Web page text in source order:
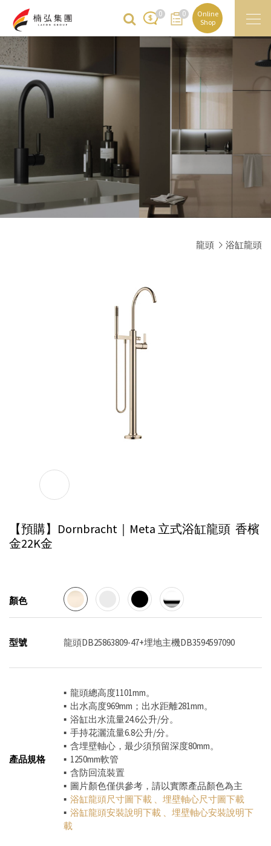
0 0
Online
Shop
龍頭 浴缸龍頭
【預購】Dornbracht｜Meta 立式浴缸龍頭 香檳
金22K金
顏色
型號 龍頭DB25863809-47+埋地主機DB3594597090
產品規格
▪ 龍頭總高度1101mm。
▪ 出水高度969mm；出水距離281mm。
▪ 浴缸出水流量24.6公升/分。
▪ 手持花灑流量6.8公升/分。
​​​​​​▪ 含埋壁軸心，最少須預留深度80mm。
​​​​​​▪ 1250mm軟管
​​​​​​▪ 含防回流裝置
▪ 圖片顏色僅供參考，請以實際產品顏色為主
▪ 浴缸龍頭尺寸圖下載 、 埋壁軸心尺寸圖下載
▪ 浴缸龍頭安裝說明下載 、 埋壁軸心安裝說明下
載